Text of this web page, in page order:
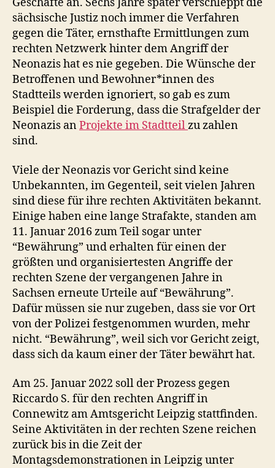
sächsische Justiz noch immer die Verfahren
gegen die Täter, ernsthafte Ermittlungen zum
rechten Netzwerk hinter dem Angriff der
Neonazis hat es nie gegeben. Die Wünsche der
Betroffenen und Bewohner*innen des
Stadtteils werden ignoriert, so gab es zum
Beispiel die Forderung, dass die Strafgelder der
Neonazis anProjekte im Stadtteilzu zahlen
sind.
Viele der Neonazis vor Gericht sind keine
Unbekannten, im Gegenteil, seit vielen Jahren
sind diese für ihre rechten Aktivitäten bekannt.
Einige haben eine lange Strafakte, standen am
11. Januar 2016 zum Teil sogar unter
“Bewährung” und erhalten für einen der
größten und organisiertesten Angriffe der
rechten Szene der vergangenen Jahre in
Sachsen erneute Urteile auf “Bewährung”.
Dafür müssen sie nur zugeben, dass sie vor Ort
von der Polizei festgenommen wurden, mehr
nicht. “Bewährung”, weil sich vor Gericht zeigt,
dass sich da kaum einer der Täter bewährt hat.
Am 25. Januar 2022 soll der Prozess gegen
Riccardo S. für den rechten Angriff in
Connewitz am Amtsgericht Leipzig stattfinden.
Seine Aktivitäten in der rechten Szene reichen
zurück bis in die Zeit der
Montagsdemonstrationen in Leipzig unter